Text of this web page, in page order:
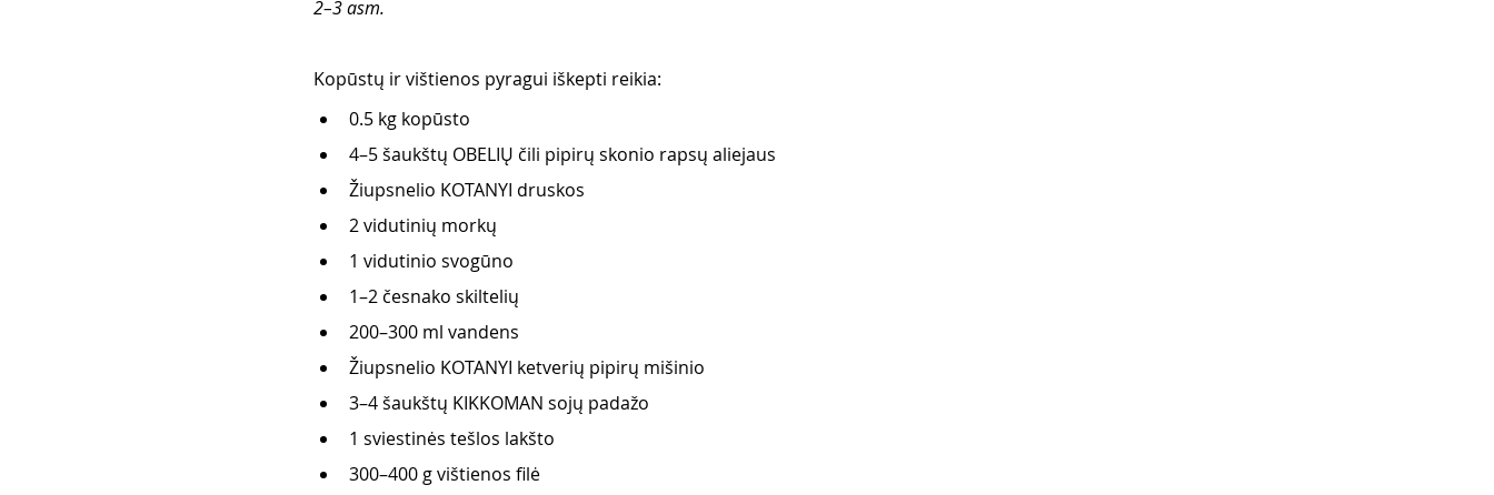
2–3 asm.
Kopūstų ir vištienos pyragui iškepti reikia:
0.5 kg kopūsto
4–5 šaukštų OBELIŲ čili pipirų skonio rapsų aliejaus
Žiupsnelio KOTANYI druskos
2 vidutinių morkų
1 vidutinio svogūno
1–2 česnako skiltelių
200–300 ml vandens
Žiupsnelio KOTANYI ketverių pipirų mišinio
3–4 šaukštų KIKKOMAN sojų padažo
1 sviestinės tešlos lakšto
300–400 g vištienos filė